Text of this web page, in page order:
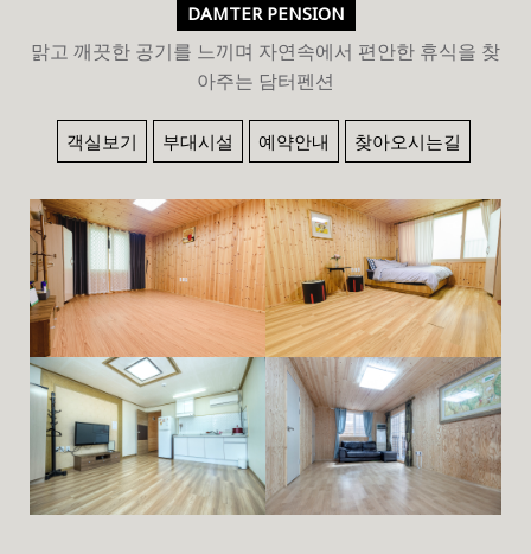
DAMTER PENSION
맑고 깨끗한 공기를 느끼며 자연속에서 편안한 휴식을 찾
아주는 담터펜션
객실보기 부대시설 예약안내 찾아오시는길